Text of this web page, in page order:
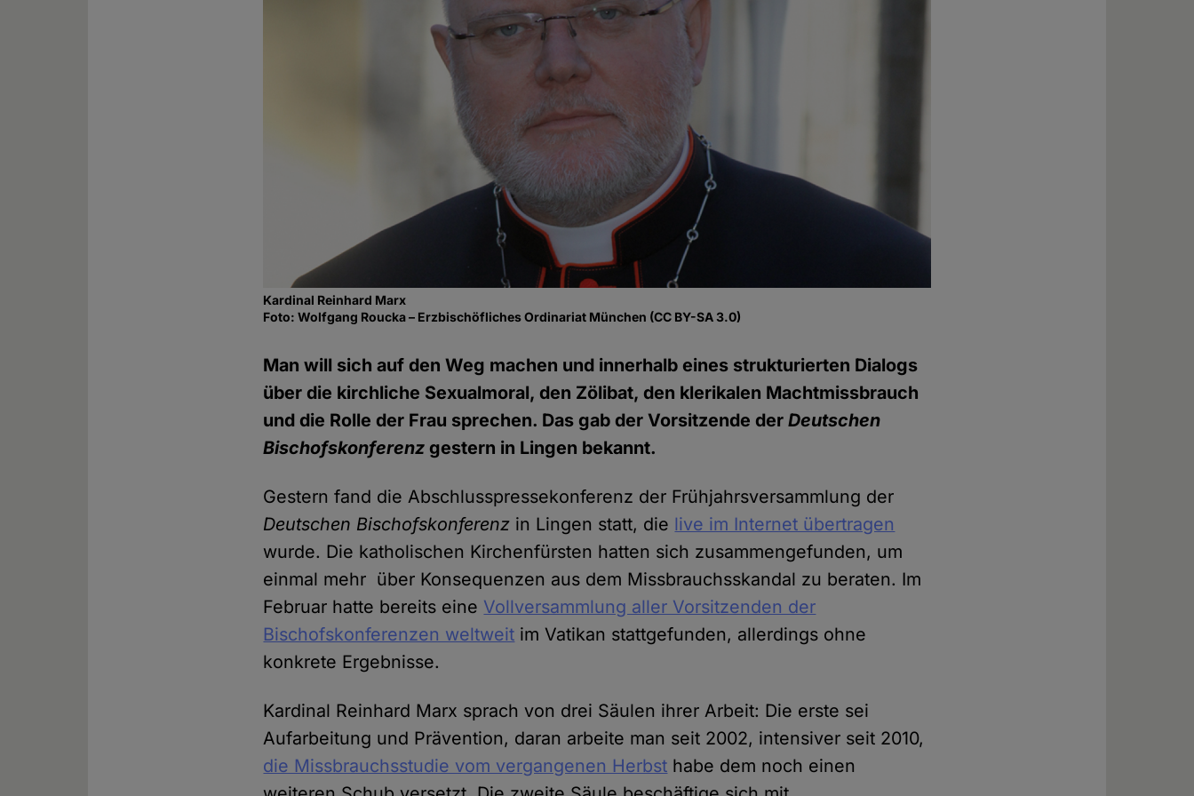
Kardinal Reinhard Marx
Foto: Wolfgang Roucka – Erzbischöfliches Ordinariat München (CC BY-SA 3.0)
Man will sich auf den Weg machen und innerhalb eines strukturierten Dialogs
über die kirchliche Sexualmoral, den Zölibat, den klerikalen Machtmissbrauch
und die Rolle der Frau sprechen. Das gab der Vorsitzende derDeutschen
Bischofskonferenz gestern in Lingen bekannt.
Gestern fand die Abschlusspressekonferenz der Frühjahrsversammlung der
Deutschen Bischofskonferenz in Lingen statt, die live im Internet übertragen
wurde. Die katholischen Kirchenfürsten hatten sich zusammengefunden, um
einmal mehr über Konsequenzen aus dem Missbrauchsskandal zu beraten. Im
Februar hatte bereits eine Vollversammlung aller Vorsitzenden der
Bischofskonferenzen weltweit im Vatikan stattgefunden, allerdings ohne
konkrete Ergebnisse.
Kardinal Reinhard Marx sprach von drei Säulen ihrer Arbeit: Die erste sei
Aufarbeitung und Prävention, daran arbeite man seit 2002, intensiver seit 2010,
die Missbrauchsstudie vom vergangenen Herbst habe dem noch einen